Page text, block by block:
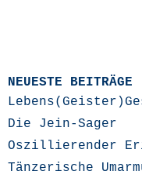
NEUESTE BEITRÄGE
Die Jein-Sager
Oszillierender
Tänzerische